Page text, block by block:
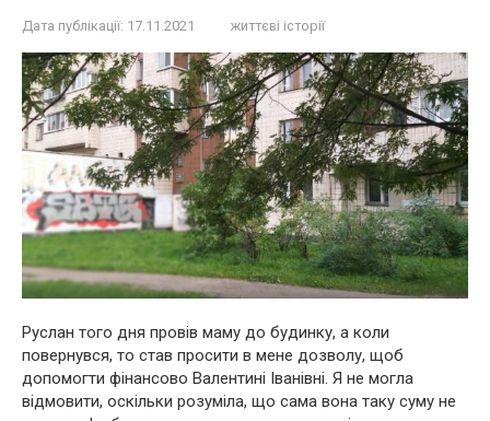
Дата публікації: 17.11.2021 життєві історії
Руслан того дня провів маму до будинку, а коли
повернувся, то став просити в мене дозволу, щоб
допомогти фінансово Валентині Іванівні. Я не могла
відмовити, оскільки розуміла, що сама вона таку суму не